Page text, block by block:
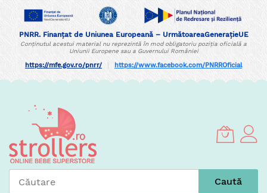
PNRR. Finanțat de Uniunea Europeană – UrmătoareaGenerațieUE
Conținutul acestui material nu reprezintă în mod obligatoriu poziția oficială a
Uniunii Europene sau a Guvernului României
https://mfe.gov.ro/pnrr/ https://www.facebook.com/PNRROficial
Content
Caută